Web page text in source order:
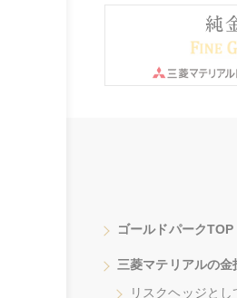
ゴールドパークTOP
三菱マテリアルの金
リスクヘッジとし